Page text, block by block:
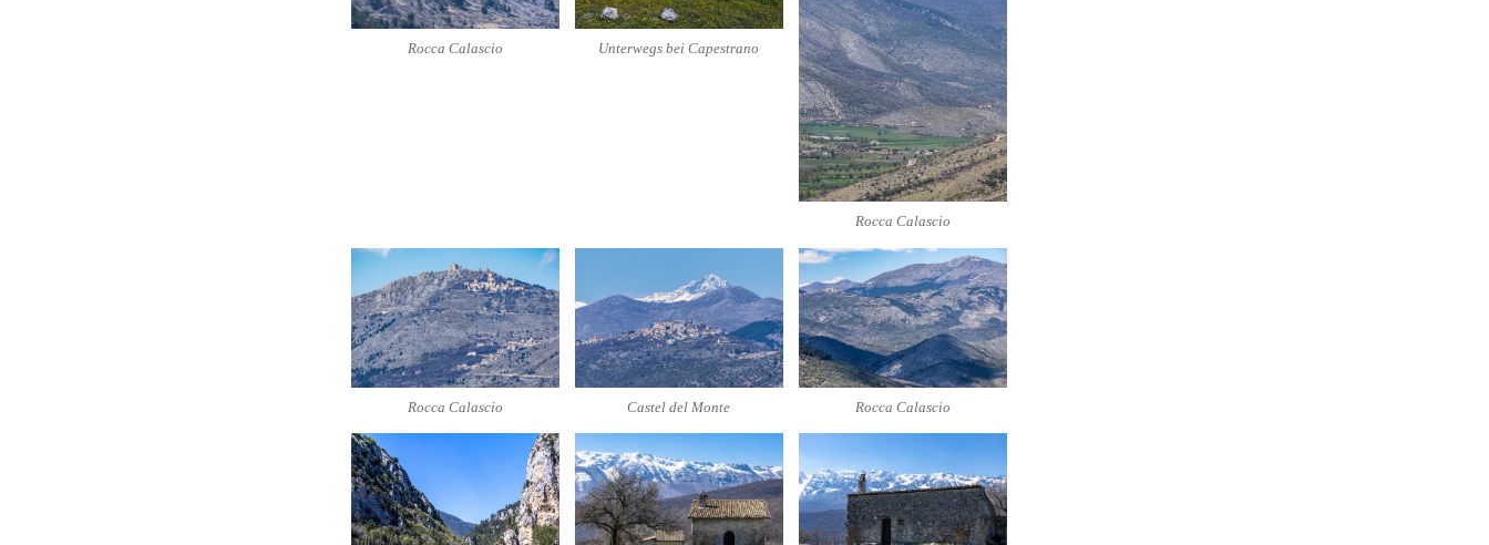
Rocca Calascio Unterwegs bei Capestrano
Rocca Calascio
Rocca Calascio Castel del Monte Rocca Calascio